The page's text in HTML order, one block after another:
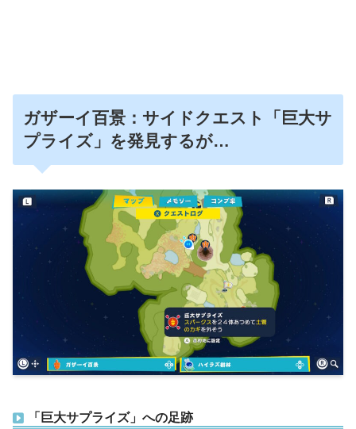
ガザーイ百景：サイドクエスト「巨大サ
プライズ」を発見するが…
「巨大サプライズ」への足跡